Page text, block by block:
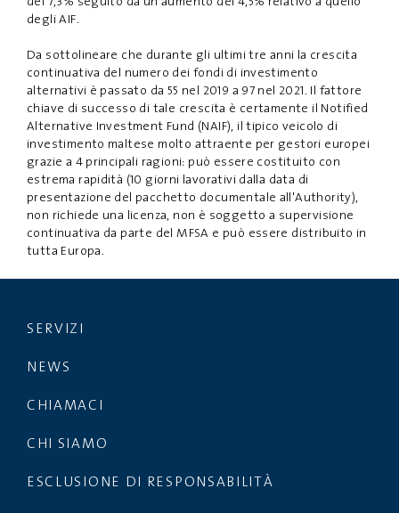
degli AIF.
Da sottolineare che durante gli ultimi tre anni la crescita
continuativa del numero dei fondi di investimento
alternativi è passato da 55 nel 2019 a 97 nel 2021. Il fattore
chiave di successo di tale crescita è certamente il Notified
Alternative Investment Fund (NAIF), il tipico veicolo di
investimento maltese molto attraente per gestori europei
grazie a 4 principali ragioni: può essere costituito con
estrema rapidità (10 giorni lavorativi dalla data di
presentazione del pacchetto documentale all'Authority),
non richiede una licenza, non è soggetto a supervisione
continuativa da parte del MFSA e può essere distribuito in
tutta Europa.
SERVIZI
NEWS
CHIAMACI
CHI SIAMO
ESCLUSIONE DI RESPONSABILITÀ